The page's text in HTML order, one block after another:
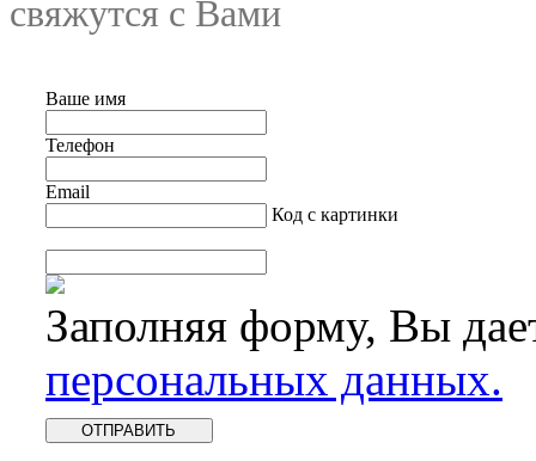
свяжутся с Вами
Ваше имя
Телефон
Email
Код с картинки
Заполняя форму, Вы
персональных данных.